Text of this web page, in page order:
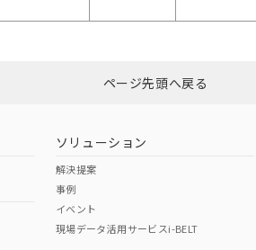
ページ先頭へ戻る
ソリューション
解決提案
事例
イベント
現場データ活用サービスi-BELT